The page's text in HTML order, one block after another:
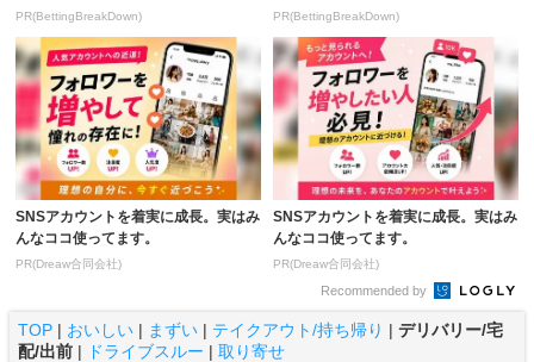
PR(BettingBreakDown) PR(BettingBreakDown)
SNSアカウントを着実に成長。実はみ
んなココ使ってます。
PR(Dreaw合同会社)
SNSアカウントを着実に成長。実はみ
んなココ使ってます。
PR(Dreaw合同会社)
Recommended by
TOP | おいしい | まずい | テイクアウト/持ち帰り | デリバリー/宅
配/出前 | ドライブスルー | 取り寄せ